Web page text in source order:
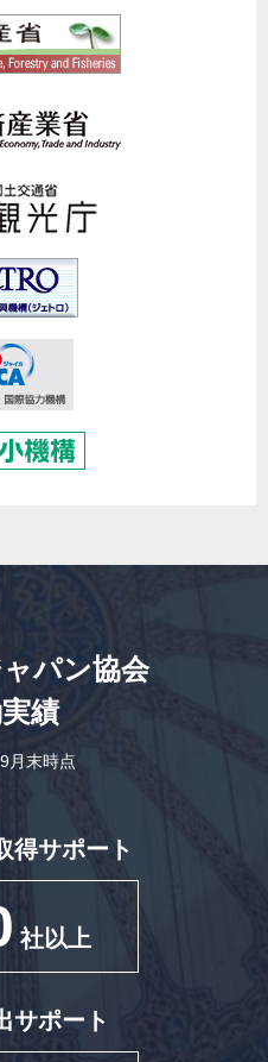
パン協会
績
月末時点
得サポート
社以上
サポート